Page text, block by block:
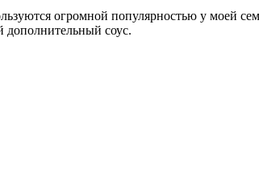
огромной популярностью у моей
дополнительный соус.